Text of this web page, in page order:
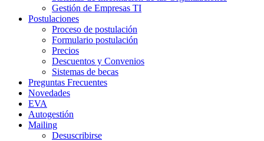
Gestión de Empresas TI
Postulaciones
Proceso de postulación
Formulario postulación
Precios
Descuentos y Convenios
Sistemas de becas
Preguntas Frecuentes
Novedades
EVA
Autogestión
Mailing
Desuscribirse